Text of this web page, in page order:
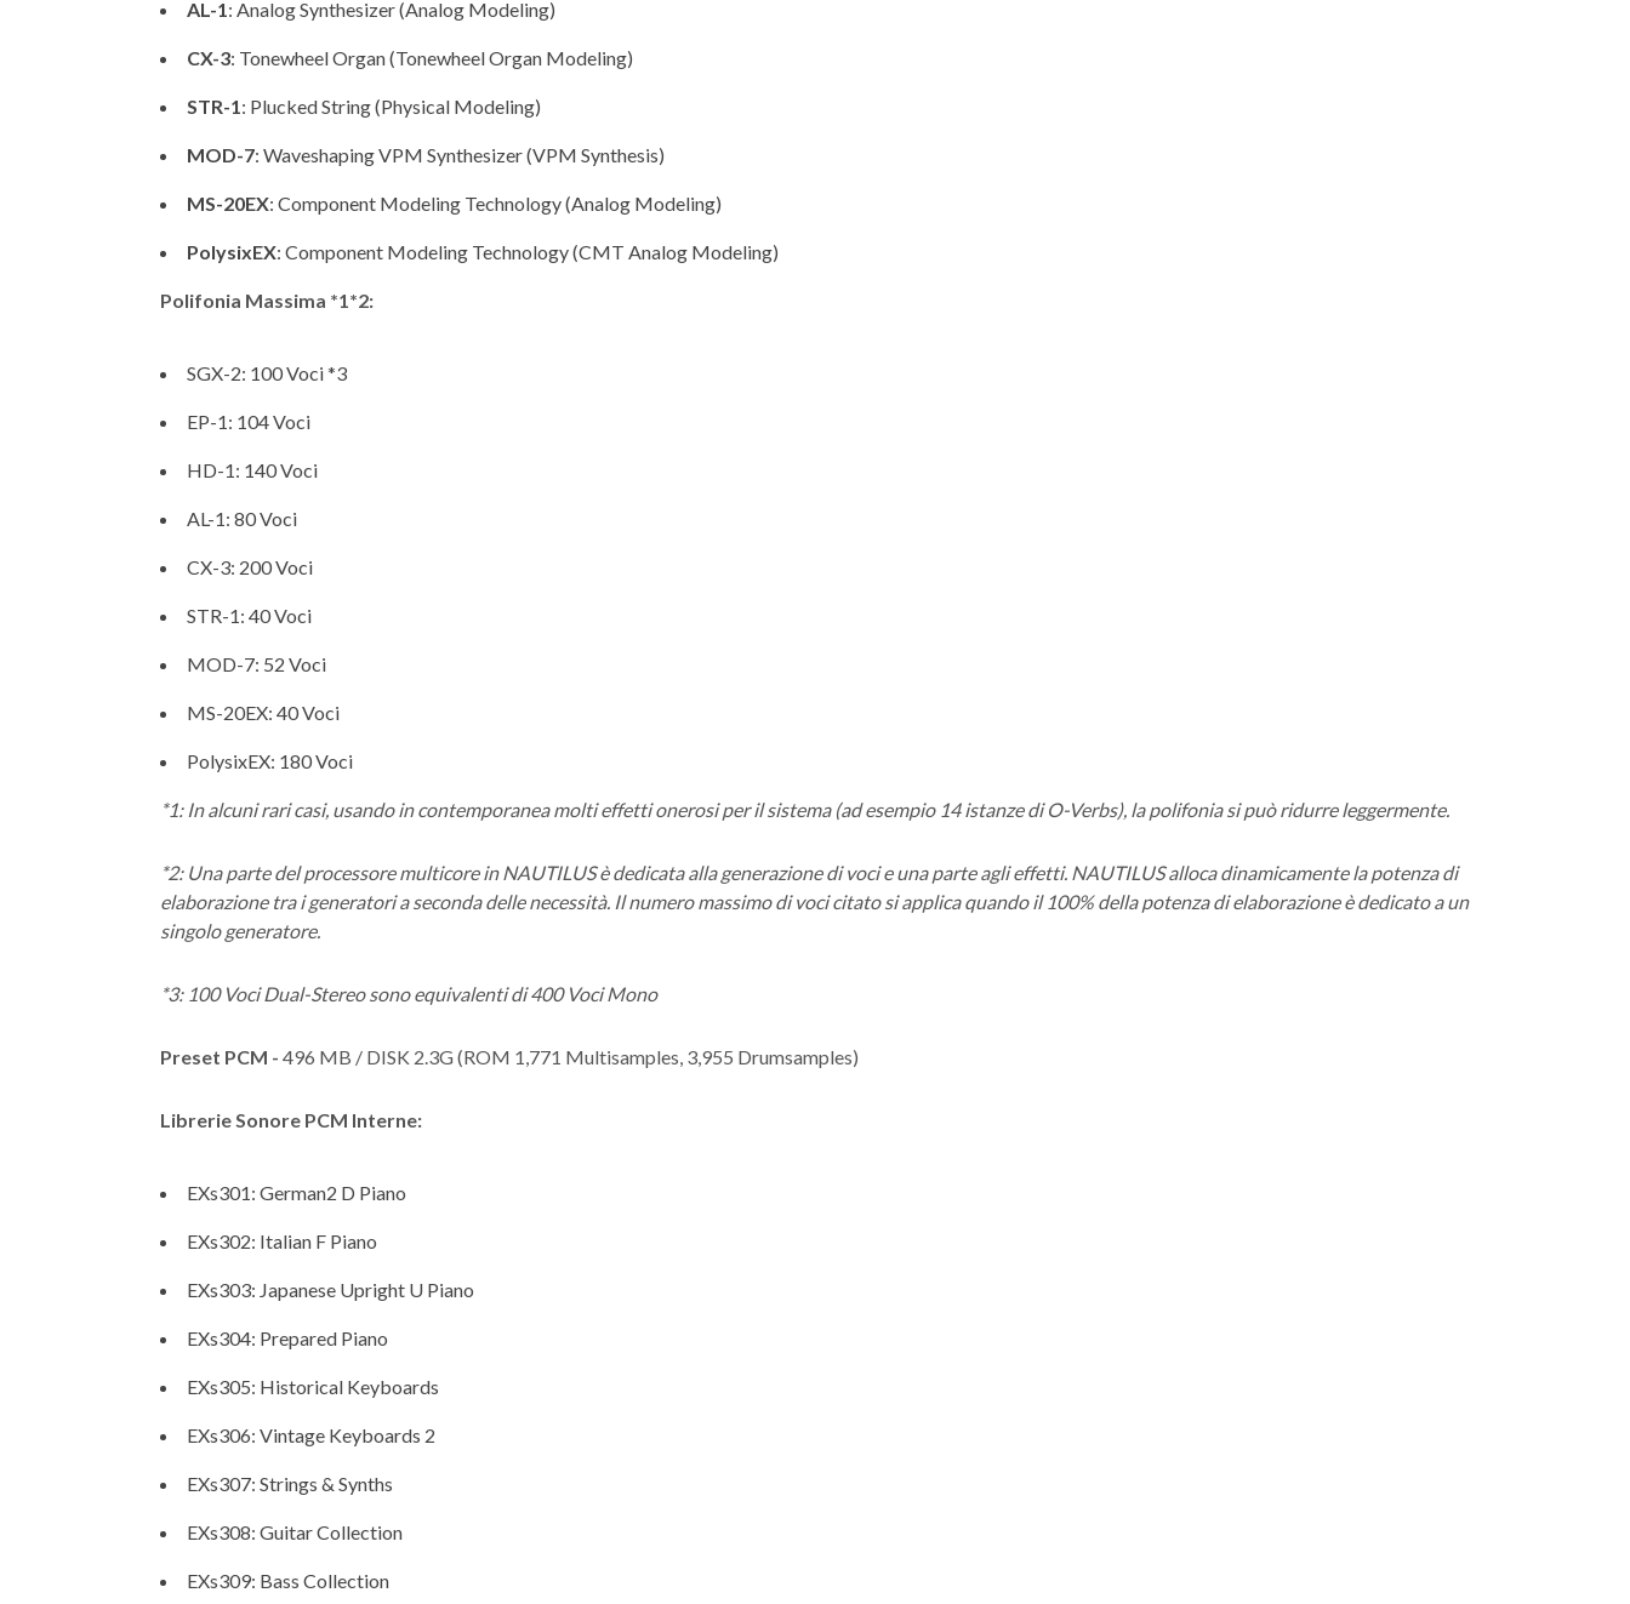
AL-1: Analog Synthesizer (Analog Modeling)
CX-3: Tonewheel Organ (Tonewheel Organ Modeling)
STR-1: Plucked String (Physical Modeling)
MOD-7: Waveshaping VPM Synthesizer (VPM Synthesis)
MS-20EX: Component Modeling Technology (Analog Modeling)
PolysixEX: Component Modeling Technology (CMT Analog Modeling)
Polifonia Massima *1*2:
SGX-2: 100 Voci *3
EP-1: 104 Voci
HD-1: 140 Voci
AL-1: 80 Voci
CX-3: 200 Voci
STR-1: 40 Voci
MOD-7: 52 Voci
MS-20EX: 40 Voci
PolysixEX: 180 Voci
*1: In alcuni rari casi, usando in contemporanea molti effetti onerosi per il sistema (ad esempio 14 istanze di O-Verbs), la polifonia si può ridurre leggermente.
*2: Una parte del processore multicore in NAUTILUS è dedicata alla generazione di voci e una parte agli effetti. NAUTILUS alloca dinamicamente la potenza di
elaborazione tra i generatori a seconda delle necessità. Il numero massimo di voci citato si applica quando il 100% della potenza di elaborazione è dedicato a un
singolo generatore.
*3: 100 Voci Dual-Stereo sono equivalenti di 400 Voci Mono
Preset PCM - 496 MB / DISK 2.3G (ROM 1,771 Multisamples, 3,955 Drumsamples)
Librerie Sonore PCM Interne:
EXs301: German2 D Piano
EXs302: Italian F Piano
EXs303: Japanese Upright U Piano
EXs304: Prepared Piano
EXs305: Historical Keyboards
EXs306: Vintage Keyboards 2
EXs307: Strings & Synths
EXs308: Guitar Collection
EXs309: Bass Collection